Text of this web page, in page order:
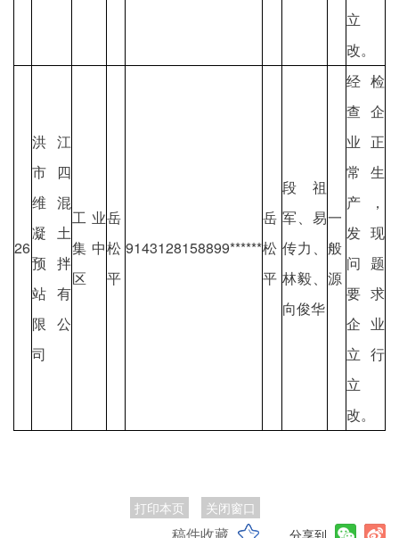
立
改。
26
洪江
市四
维混
凝土
预拌
站有
限公
司
工业
集中
区
岳
松
平
9143128158899******
岳
松
平
段祖
军、易
传力、
林毅、
向俊华
一
般
源
经检
查企
业正
常生
产，
发现
问题
要求
企业
立行
立
改。
打印本页 关闭窗口
分享到